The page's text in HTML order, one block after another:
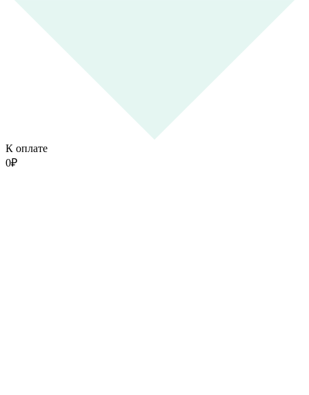
К оплате
0₽